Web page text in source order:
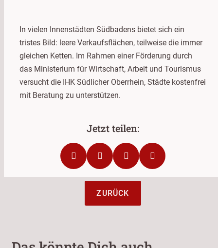
In vielen Innenstädten Südbadens bietet sich ein
tristes Bild: leere Verkaufsflächen, teilweise die immer
gleichen Ketten. Im Rahmen einer Förderung durch
das Ministerium für Wirtschaft, Arbeit und Tourismus
versucht die IHK Südlicher Oberrhein, Städte kostenfrei
mit Beratung zu unterstützen.
ZURÜCK